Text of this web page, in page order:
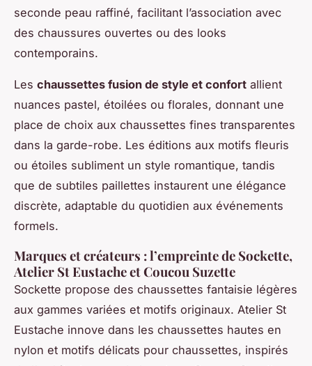
seconde peau raffiné, facilitant l’association avec
des chaussures ouvertes ou des looks
contemporains.
Les chaussettes fusion de style et confort allient
nuances pastel, étoilées ou florales, donnant une
place de choix aux chaussettes fines transparentes
dans la garde-robe. Les éditions aux motifs fleuris
ou étoiles subliment un style romantique, tandis
que de subtiles paillettes instaurent une élégance
discrète, adaptable du quotidien aux événements
formels.
Marques et créateurs : l’empreinte de Sockette,
Atelier St Eustache et Coucou Suzette
Sockette propose des chaussettes fantaisie légères
aux gammes variées et motifs originaux. Atelier St
Eustache innove dans les chaussettes hautes en
nylon et motifs délicats pour chaussettes, inspirés